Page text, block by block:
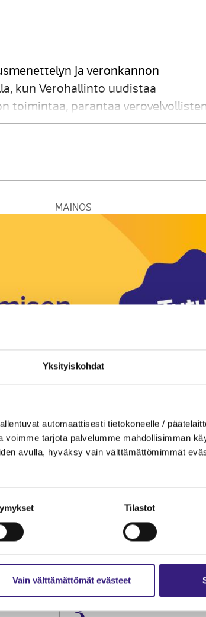
Yksityiskohdat
automaattisesti tietokoneelle /
tarjota palvelumme mahdollisimman
avulla, hyväksy vain välttämättömimmät
Tilastot
Vain välttämättömät evästeet
LinkedInviestinä
ja veronkannon
kun Verohallinto uudistaa
toimintaa, parantaa
Lisäksi edistetään
MAINOS